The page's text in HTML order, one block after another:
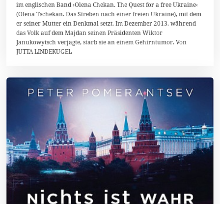
2
0
1
6
im englischen Band ›Olena Chekan. The Quest for a free Ukraine‹
(Olena Tschekan. Das Streben nach einer freien Ukraine), mit dem
er seiner Mutter ein Denkmal setzt. Im Dezember 2013, während
das Volk auf dem Majdan seinen Präsidenten Wiktor
Janukowytsch verjagte, starb sie an einem Gehirntumor. Von
JUTTA LINDEKUGEL